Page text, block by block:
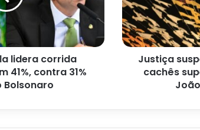
lidera corrida
41%, contra 31%
Bolsonaro
superfaturados
em
São
João
Itaberaba
Justiça
cachês